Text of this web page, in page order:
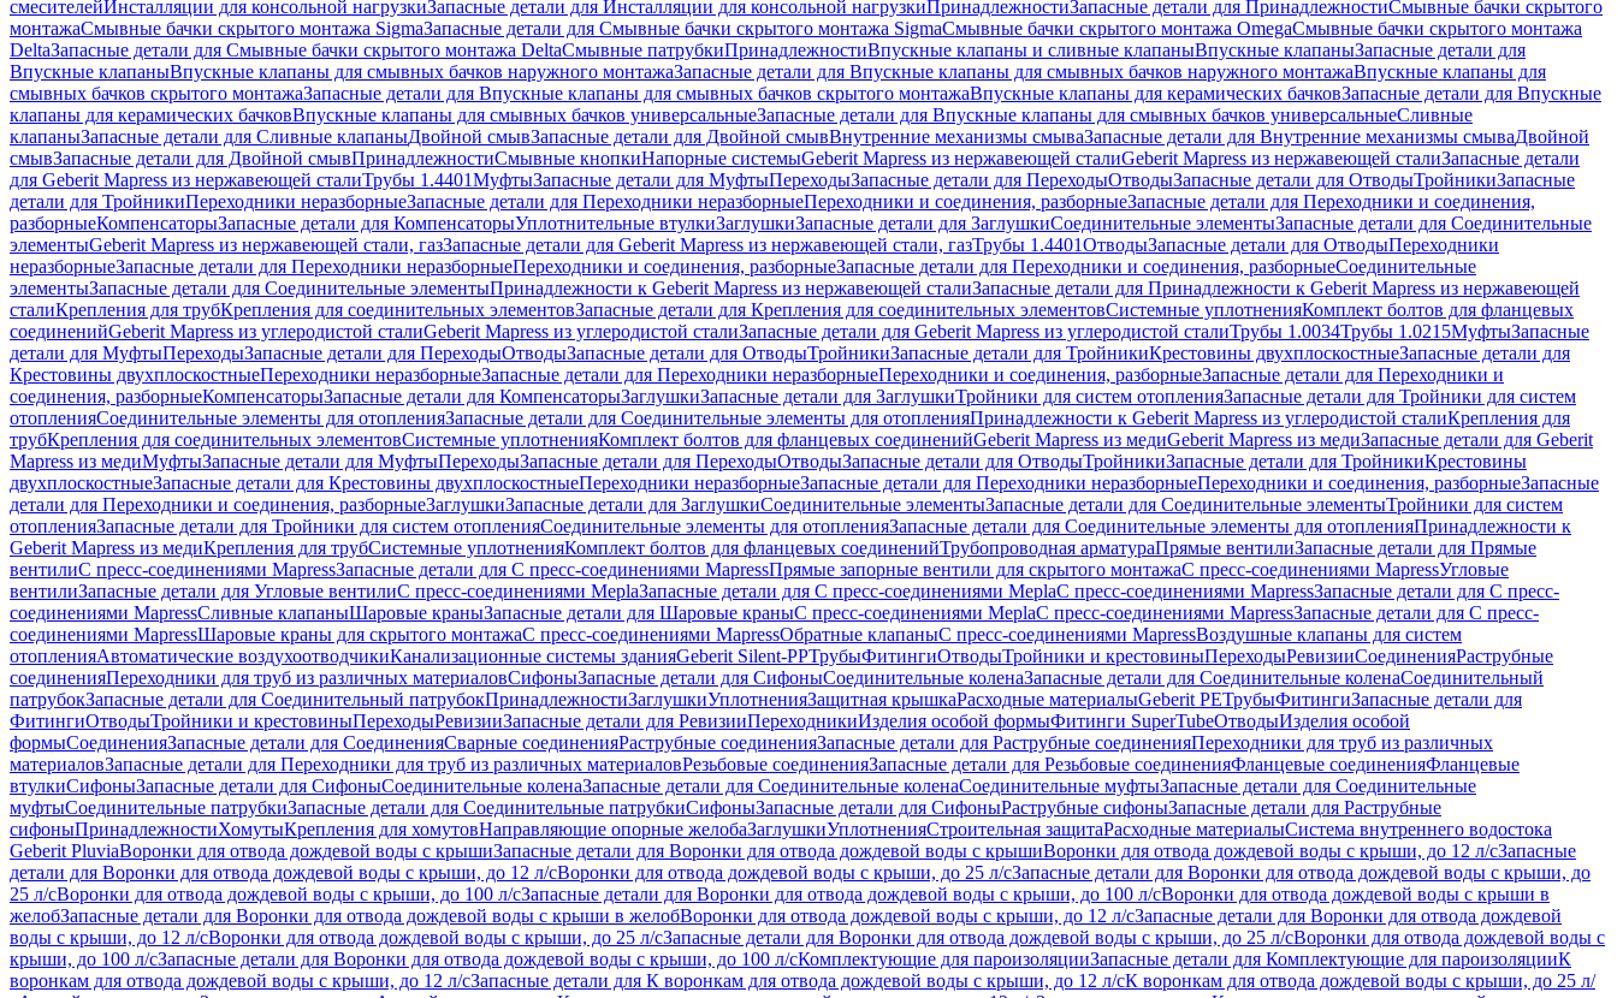
смесителейИнсталляции для консольной нагрузкиЗапасные детали для Инсталляции для консольной нагрузкиПринадлежностиЗапасные детали для ПринадлежностиСмывные бачки скрытого
монтажаСмывные бачки скрытого монтажа SigmaЗапасные детали для Смывные бачки скрытого монтажа SigmaСмывные бачки скрытого монтажа OmegaСмывные бачки скрытого монтажа
DeltaЗапасные детали для Смывные бачки скрытого монтажа DeltaСмывные патрубкиПринадлежностиВпускные клапаны и сливные клапаныВпускные клапаныЗапасные детали для
Впускные клапаныВпускные клапаны для смывных бачков наружного монтажаЗапасные детали для Впускные клапаны для смывных бачков наружного монтажаВпускные клапаны для
смывных бачков скрытого монтажаЗапасные детали для Впускные клапаны для смывных бачков скрытого монтажаВпускные клапаны для керамических бачковЗапасные детали для Впускные
клапаны для керамических бачковВпускные клапаны для смывных бачков универсальныеЗапасные детали для Впускные клапаны для смывных бачков универсальныеСливные
клапаныЗапасные детали для Сливные клапаныДвойной смывЗапасные детали для Двойной смывВнутренние механизмы смываЗапасные детали для Внутренние механизмы смываДвойной
смывЗапасные детали для Двойной смывПринадлежностиСмывные кнопкиНапорные системыGeberit Mapress из нержавеющей сталиGeberit Mapress из нержавеющей сталиЗапасные детали
для Geberit Mapress из нержавеющей сталиТрубы 1.4401МуфтыЗапасные детали для МуфтыПереходыЗапасные детали для ПереходыОтводыЗапасные детали для ОтводыТройникиЗапасные
детали для ТройникиПереходники неразборныеЗапасные детали для Переходники неразборныеПереходники и соединения, разборныеЗапасные детали для Переходники и соединения,
разборныеКомпенсаторыЗапасные детали для КомпенсаторыУплотнительные втулкиЗаглушкиЗапасные детали для ЗаглушкиСоединительные элементыЗапасные детали для Соединительные
элементыGeberit Mapress из нержавеющей стали, газЗапасные детали для Geberit Mapress из нержавеющей стали, газТрубы 1.4401ОтводыЗапасные детали для ОтводыПереходники
неразборныеЗапасные детали для Переходники неразборныеПереходники и соединения, разборныеЗапасные детали для Переходники и соединения, разборныеСоединительные
элементыЗапасные детали для Соединительные элементыПринадлежности к Geberit Mapress из нержавеющей сталиЗапасные детали для Принадлежности к Geberit Mapress из нержавеющей
сталиКрепления для трубКрепления для соединительных элементовЗапасные детали для Крепления для соединительных элементовСистемные уплотненияКомплект болтов для фланцевых
соединенийGeberit Mapress из углеродистой сталиGeberit Mapress из углеродистой сталиЗапасные детали для Geberit Mapress из углеродистой сталиТрубы 1.0034Трубы 1.0215МуфтыЗапасные
детали для МуфтыПереходыЗапасные детали для ПереходыОтводыЗапасные детали для ОтводыТройникиЗапасные детали для ТройникиКрестовины двухплоскостныеЗапасные детали для
Крестовины двухплоскостныеПереходники неразборныеЗапасные детали для Переходники неразборныеПереходники и соединения, разборныеЗапасные детали для Переходники и
соединения, разборныеКомпенсаторыЗапасные детали для КомпенсаторыЗаглушкиЗапасные детали для ЗаглушкиТройники для систем отопленияЗапасные детали для Тройники для систем
отопленияСоединительные элементы для отопленияЗапасные детали для Соединительные элементы для отопленияПринадлежности к Geberit Mapress из углеродистой сталиКрепления для
трубКрепления для соединительных элементовСистемные уплотненияКомплект болтов для фланцевых соединенийGeberit Mapress из медиGeberit Mapress из медиЗапасные детали для Geberit
Mapress из медиМуфтыЗапасные детали для МуфтыПереходыЗапасные детали для ПереходыОтводыЗапасные детали для ОтводыТройникиЗапасные детали для ТройникиКрестовины
двухплоскостныеЗапасные детали для Крестовины двухплоскостныеПереходники неразборныеЗапасные детали для Переходники неразборныеПереходники и соединения, разборныеЗапасные
детали для Переходники и соединения, разборныеЗаглушкиЗапасные детали для ЗаглушкиСоединительные элементыЗапасные детали для Соединительные элементыТройники для систем
отопленияЗапасные детали для Тройники для систем отопленияСоединительные элементы для отопленияЗапасные детали для Соединительные элементы для отопленияПринадлежности к
Geberit Mapress из медиКрепления для трубСистемные уплотненияКомплект болтов для фланцевых соединенийТрубопроводная арматураПрямые вентилиЗапасные детали для Прямые
вентилиС пресс-соединениями MapressЗапасные детали для С пресс-соединениями MapressПрямые запорные вентили для скрытого монтажаС пресс-соединениями MapressУгловые
вентилиЗапасные детали для Угловые вентилиС пресс-соединениями MeplaЗапасные детали для С пресс-соединениями MeplaС пресс-соединениями MapressЗапасные детали для С пресс-
соединениями MapressСливные клапаныШаровые краныЗапасные детали для Шаровые краныС пресс-соединениями MeplaС пресс-соединениями MapressЗапасные детали для С пресс-
соединениями MapressШаровые краны для скрытого монтажаС пресс-соединениями MapressОбратные клапаныС пресс-соединениями MapressВоздушные клапаны для систем
отопленияАвтоматические воздухоотводчикиКанализационные системы зданияGeberit Silent-PPТрубыФитингиОтводыТройники и крестовиныПереходыРевизииСоединенияРаструбные
соединенияПереходники для труб из различных материаловСифоныЗапасные детали для СифоныСоединительные коленаЗапасные детали для Соединительные коленаСоединительный
патрубокЗапасные детали для Соединительный патрубокПринадлежностиЗаглушкиУплотненияЗащитная крышкаРасходные материалыGeberit PEТрубыФитингиЗапасные детали для
ФитингиОтводыТройники и крестовиныПереходыРевизииЗапасные детали для РевизииПереходникиИзделия особой формыФитинги SuperTubeОтводыИзделия особой
формыСоединенияЗапасные детали для СоединенияСварные соединенияРаструбные соединенияЗапасные детали для Раструбные соединенияПереходники для труб из различных
материаловЗапасные детали для Переходники для труб из различных материаловРезьбовые соединенияЗапасные детали для Резьбовые соединенияФланцевые соединенияФланцевые
втулкиСифоныЗапасные детали для СифоныСоединительные коленаЗапасные детали для Соединительные коленаСоединительные муфтыЗапасные детали для Соединительные
муфтыСоединительные патрубкиЗапасные детали для Соединительные патрубкиСифоныЗапасные детали для СифоныРаструбные сифоныЗапасные детали для Раструбные
сифоныПринадлежностиХомутыКрепления для хомутовНаправляющие опорные желобаЗаглушкиУплотненияСтроительная защитаРасходные материалыСистема внутреннего водостока
Geberit PluviaВоронки для отвода дождевой воды с крышиЗапасные детали для Воронки для отвода дождевой воды с крышиВоронки для отвода дождевой воды с крыши, до 12 л/сЗапасные
детали для Воронки для отвода дождевой воды с крыши, до 12 л/сВоронки для отвода дождевой воды с крыши, до 25 л/сЗапасные детали для Воронки для отвода дождевой воды с крыши, до
25 л/сВоронки для отвода дождевой воды с крыши, до 100 л/сЗапасные детали для Воронки для отвода дождевой воды с крыши, до 100 л/сВоронки для отвода дождевой воды с крыши в
желобЗапасные детали для Воронки для отвода дождевой воды с крыши в желобВоронки для отвода дождевой воды с крыши, до 12 л/сЗапасные детали для Воронки для отвода дождевой
воды с крыши, до 12 л/сВоронки для отвода дождевой воды с крыши, до 25 л/сЗапасные детали для Воронки для отвода дождевой воды с крыши, до 25 л/сВоронки для отвода дождевой воды с
крыши, до 100 л/сЗапасные детали для Воронки для отвода дождевой воды с крыши, до 100 л/сКомплектующие для пароизоляцииЗапасные детали для Комплектующие для пароизоляцииК
воронкам для отвода дождевой воды с крыши, до 12 л/сЗапасные детали для К воронкам для отвода дождевой воды с крыши, до 12 л/сК воронкам для отвода дождевой воды с крыши, до 25 л/